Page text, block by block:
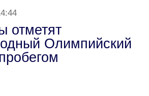
отметят
Олимпийский